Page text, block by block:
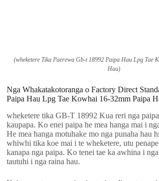
(wheketere Tika Paerewa Gb-t 18992 Paipa Hau Lpg Tae
Hau)
Nga Whakatakotoranga o Factory Direct
Paipa Hau Lpg Tae Kowhai 16-32mm Paipa
wheketere tika GB-T 18992 Kua reri nga
kaupapa. Ko enei paipa he mea hanga mai i
He mea hanga motuhake mo nga punaha hau
whiwhi tika koe mai i te wheketere, utu
kanapa nga paipa. Ko tenei tae ka awhina i
tautuhi i nga raina hau.